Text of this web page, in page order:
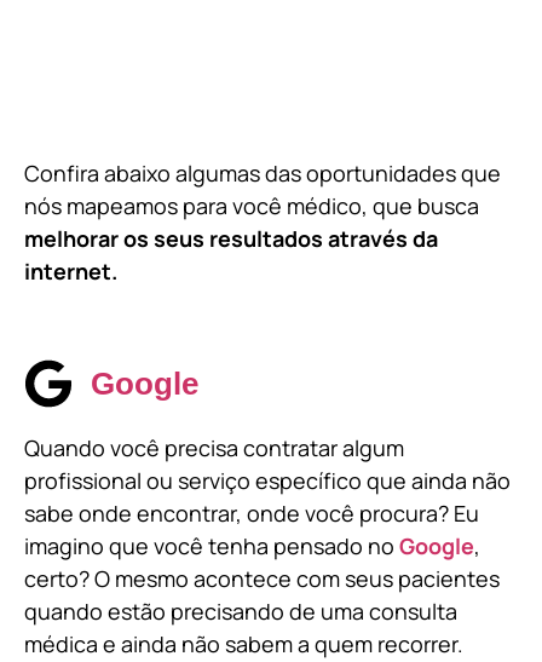
Confira abaixo algumas das oportunidades que
nós mapeamos para você médico, que busca
melhorar os seus resultados através da
internet.
Google
Quando você precisa contratar algum
profissional ou serviço específico que ainda não
sabe onde encontrar, onde você procura? Eu
imagino que você tenha pensado no Google,
certo? O mesmo acontece com seus pacientes
quando estão precisando de uma consulta
médica e ainda não sabem a quem recorrer.